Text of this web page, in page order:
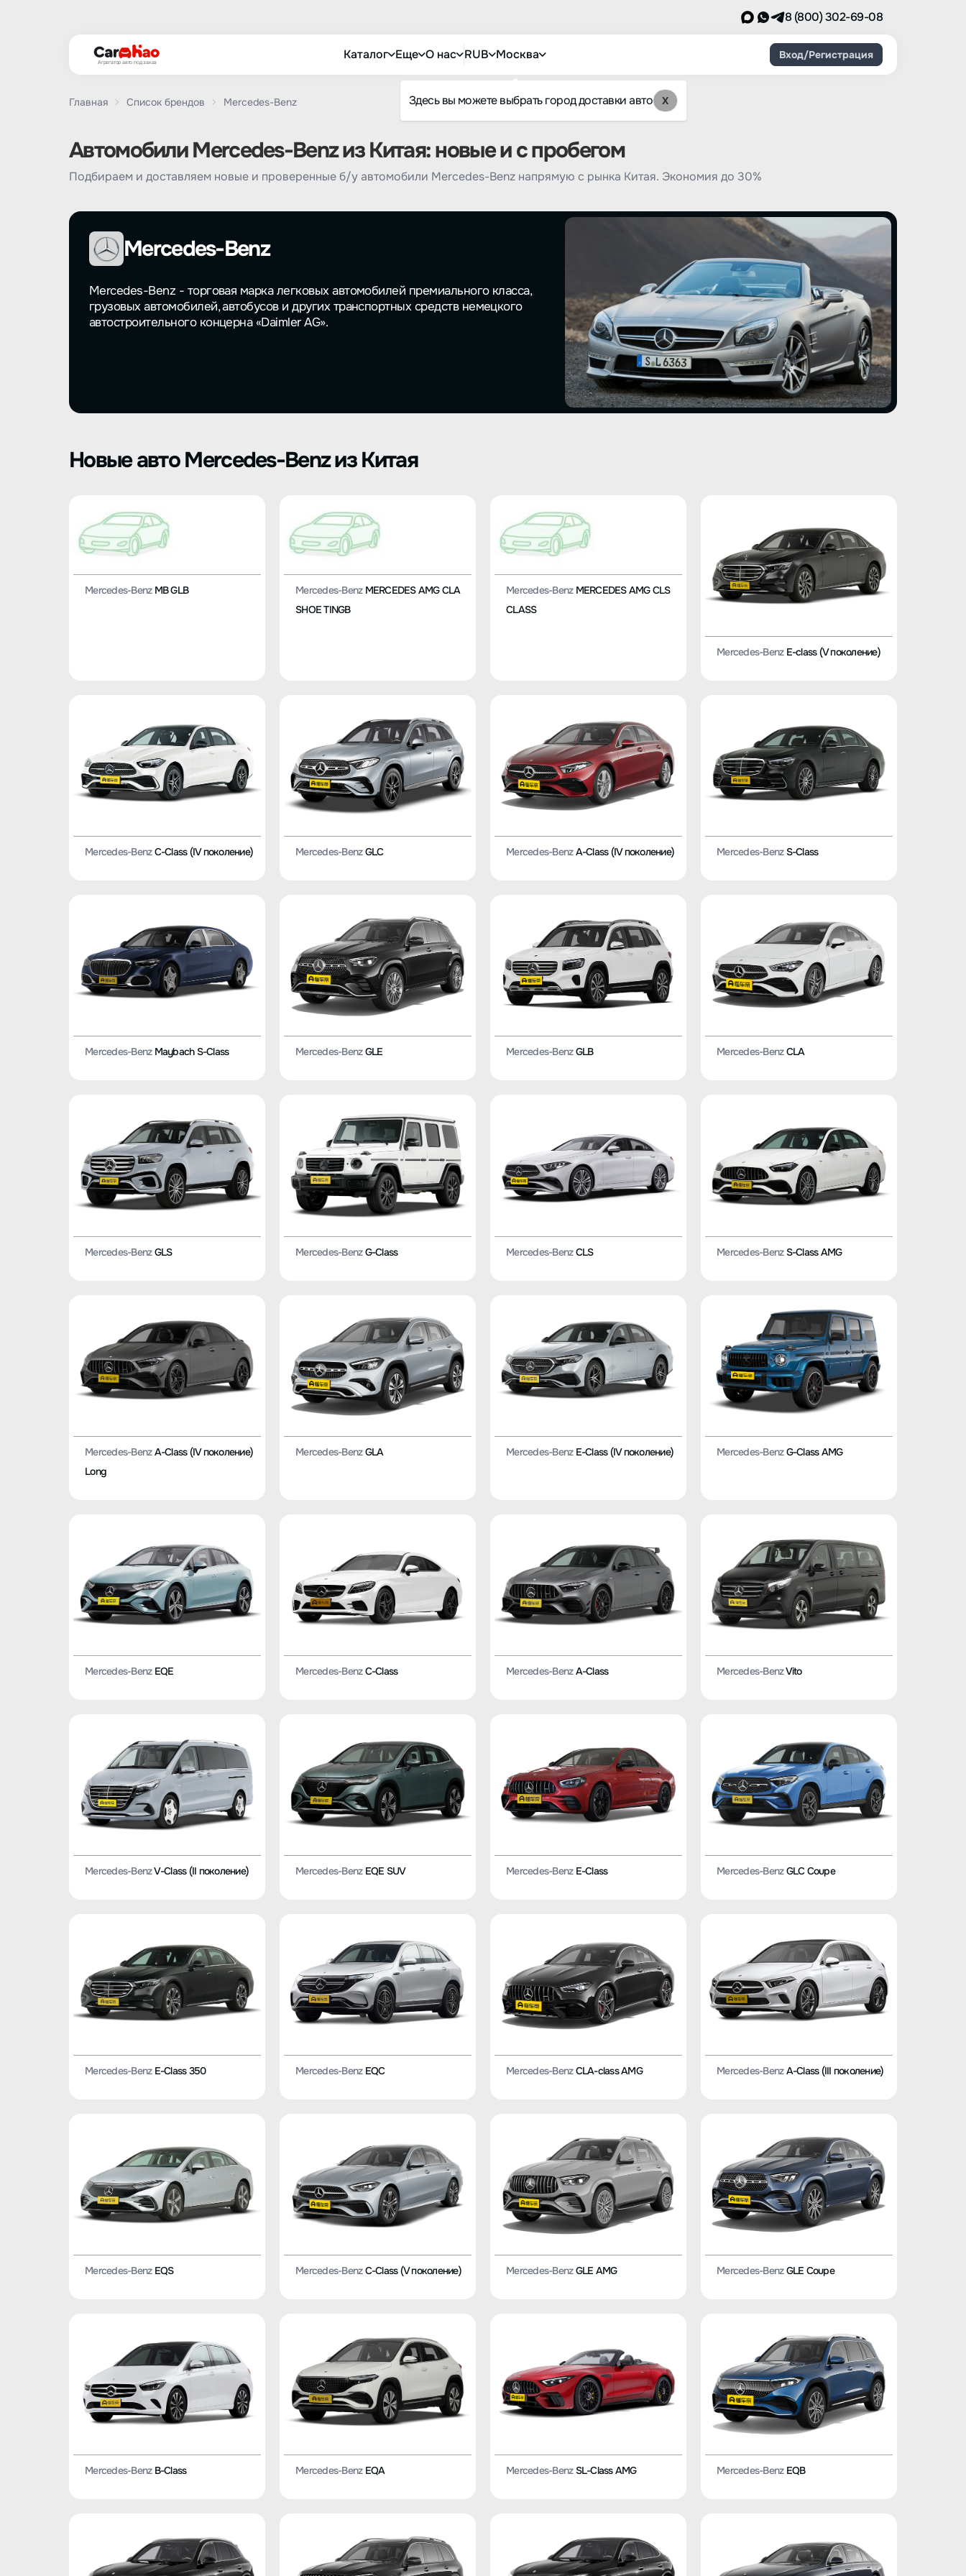
8 (800) 302-69-08
Агрегатор авто под заказ
Каталог Еще О нас RUB Москва
Здесь вы можете выбрать город доставки авто X
Вход/Регистрация
Главная Список брендов Mercedes-Benz
Автомобили Mercedes-Benz из Китая: новые и с пробегом
Подбираем и доставляем новые и проверенные б/у автомобили Mercedes-Benz напрямую с рынка Китая. Экономия до 30%
Mercedes-Benz
Mercedes-Benz - торговая марка легковых автомобилей премиального класса,
грузовых автомобилей, автобусов и других транспортных средств немецкого
автостроительного концерна «Daimler AG».
Новые авто Mercedes-Benz из Китая
Mercedes-BenzMB GLB Mercedes-BenzMERCEDES AMG CLA
SHOE TINGB
Mercedes-BenzMERCEDES AMG CLS
CLASS
Mercedes-BenzE-class (V поколение)
Mercedes-BenzC-Class (IV поколение) Mercedes-BenzGLC Mercedes-BenzA-Class (IV поколение) Mercedes-BenzS-Class
Mercedes-BenzMaybach S-Class Mercedes-BenzGLE Mercedes-BenzGLB Mercedes-BenzCLA
Mercedes-BenzGLS Mercedes-BenzG-Class Mercedes-BenzCLS Mercedes-BenzS-Class AMG
Mercedes-BenzA-Class (IV поколение)
Long
Mercedes-BenzGLA Mercedes-BenzE-Class (IV поколение) Mercedes-BenzG-Class AMG
Mercedes-BenzEQE Mercedes-BenzC-Class Mercedes-BenzA-Class Mercedes-BenzVito
Mercedes-BenzV-Class (II поколение) Mercedes-BenzEQE SUV Mercedes-BenzE-Class Mercedes-BenzGLC Coupe
Mercedes-BenzE-Class 350 Mercedes-BenzEQC Mercedes-BenzCLA-class AMG Mercedes-BenzA-Class (III поколение)
Mercedes-BenzEQS Mercedes-BenzC-Class (V поколение) Mercedes-BenzGLE AMG Mercedes-BenzGLE Coupe
Mercedes-BenzB-Class Mercedes-BenzEQA Mercedes-BenzSL-Class AMG Mercedes-BenzEQB